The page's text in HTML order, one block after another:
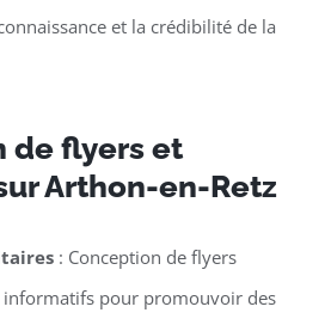
et la crédibilité de la
de flyers et
Arthon-en-Retz
: Conception de flyers
informatifs pour promouvoir des